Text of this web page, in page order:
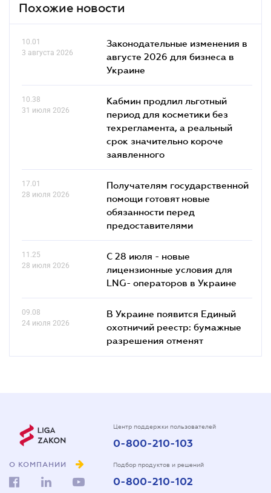
Похожие новости
10.01
3 августа 2026
Законодательные изменения в
августе 2026 для бизнеса в
Украине
10.38
31 июля 2026
Кабмин продлил льготный
период для косметики без
техрегламента, а реальный
срок значительно короче
заявленного
17.01
28 июля 2026
Получателям государственной
помощи готовят новые
обязанности перед
предоставителями
11.25
28 июля 2026
С 28 июля - новые
лицензионные условия для
LNG- операторов в Украине
09.08
24 июля 2026
В Украине появится Единый
охотничий реестр: бумажные
разрешения отменят
О КОМПАНИИ
Центр поддержки пользователей
0-800-210-103
Подбор продуктов и решений
0-800-210-102